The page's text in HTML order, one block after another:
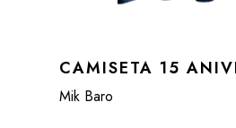
CAMISETA 15
Mik Baro